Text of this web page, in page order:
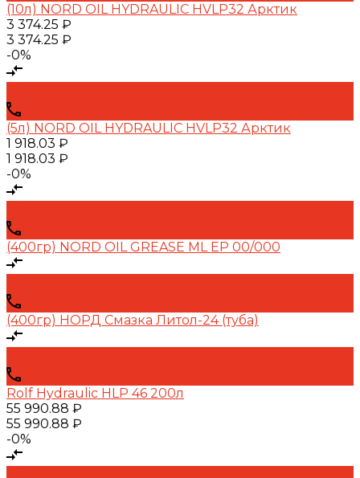
(10л) NORD OIL HYDRAULIC HVLP32 Арктик
3 374.25 ₽
3 374.25 ₽
-0%
(5л) NORD OIL HYDRAULIC HVLP32 Арктик
1 918.03 ₽
1 918.03 ₽
-0%
(400гр) NORD OIL GREASE ML EP 00/000
(400гр) НОРД Смазка Литол-24 (туба)
Rolf Hydraulic HLP 46 200л
55 990.88 ₽
55 990.88 ₽
-0%